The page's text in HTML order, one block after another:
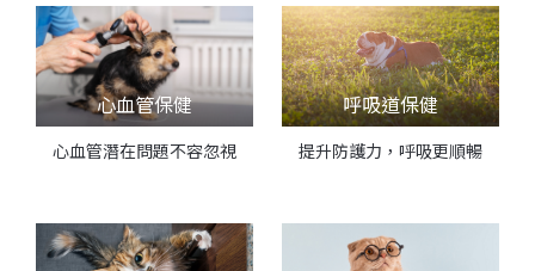
心血管保健
心血管潛在問題不容忽視
呼吸道保健
提升防護力，呼吸更順暢